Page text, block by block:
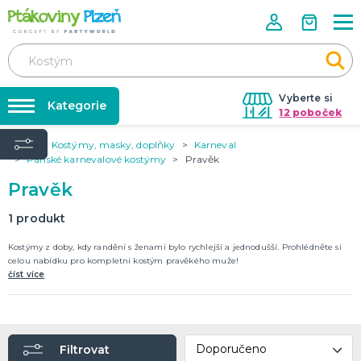
Vyberte si
12 poboček
Půjčovna kostýmů
Nafukování balónků
Prodejny
Rozvoz
Párty Blog
Kariéra
Kontakt
Kategorie
KOSTÝMY, MASKY, DOPLŇKY
Karneval
KARNEVALOVÉ KOSTÝMY
Balónky latexové
Úvod Kostýmy, masky, doplňky
Karneval
Pánské karnevalové kostýmy
Pravěk
Pravěk
1 produkt
Kostýmy z doby, kdy randění s ženami bylo rychlejší a jednodušší. Prohlédněte si
celou nabídku pro kompletní kostým pravěkého muže!
číst více
Filtrovat